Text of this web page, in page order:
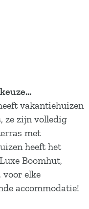
vakantiehuizen
ze zijn volledig
met
heeft het
Boomhut,
voor elke
accommodatie!